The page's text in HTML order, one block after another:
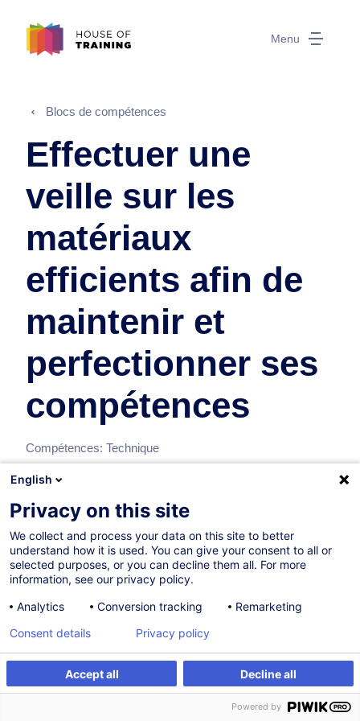
Menu
Blocs de compétences
Effectuer une
veille sur les
matériaux
efficients afin de
maintenir et
perfectionner ses
compétences
Compétences: Technique
Formations recommandées
Recommandations de formations individuelles pour ce bloc
de compétences
ABC du béton étanche
FR
500,00EUR
English
Privacy on this site
We collect and process your data on this site to better
understand how it is used. You can give your consent to all or
selected purposes, or you can decline them all. For more
information, see our privacy policy.
Analytics
Conversion tracking Remarketing
Accept all Decline all
Consent details Privacy policy
Powered by